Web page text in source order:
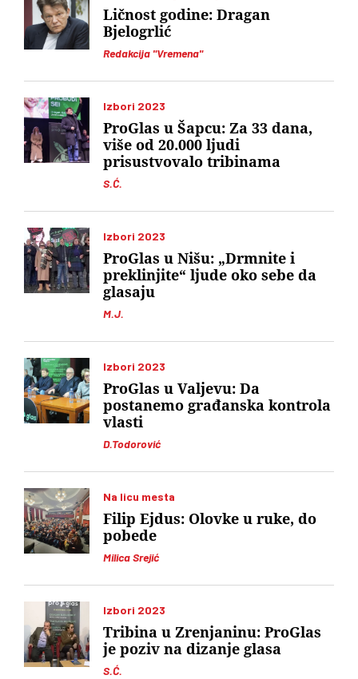
Redakcija "Vremena"
Ličnost godine: Dragan
Bjelogrlić
Izbori 2023
S.Ć.
ProGlas u Šapcu: Za 33 dana,
više od 20.000 ljudi
prisustvovalo tribinama
Izbori 2023
M.J.
ProGlas u Nišu: „Drmnite i
preklinjite“ ljude oko sebe da
glasaju
Izbori 2023
D.Todorović
ProGlas u Valjevu: Da
postanemo građanska kontrola
vlasti
Na licu mesta
Milica Srejić
Filip Ejdus: Olovke u ruke, do
pobede
Izbori 2023
S.Ć.
Tribina u Zrenjaninu: ProGlas
je poziv na dizanje glasa